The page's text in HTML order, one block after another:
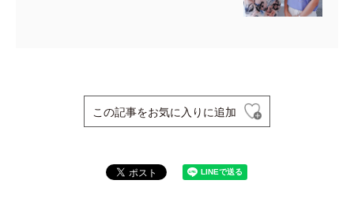
この記事をお気に入りに追加